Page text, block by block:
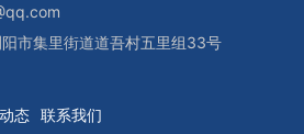
市集里街道道吾村五里组33号
态 联系我们